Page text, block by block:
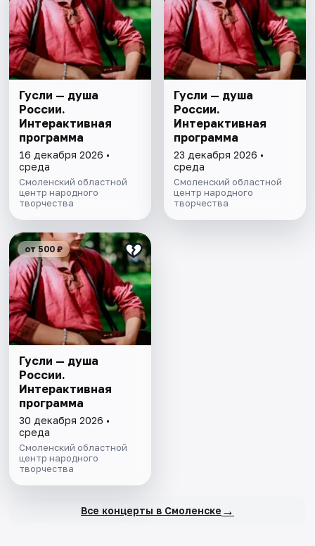
Гусли — душа
России.
Интерактивная
программа
16 декабря 2026 •
среда
Смоленский областной
центр народного
творчества
Гусли — душа
России.
Интерактивная
программа
23 декабря 2026 •
среда
Смоленский областной
центр народного
творчества
от 500 ₽
Гусли — душа
России.
Интерактивная
программа
30 декабря 2026 •
среда
Смоленский областной
центр народного
творчества
Все концерты в Смоленске →